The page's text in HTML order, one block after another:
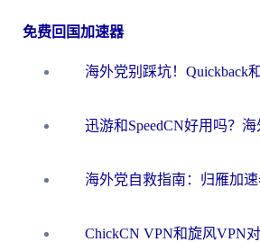
免费回国加速器